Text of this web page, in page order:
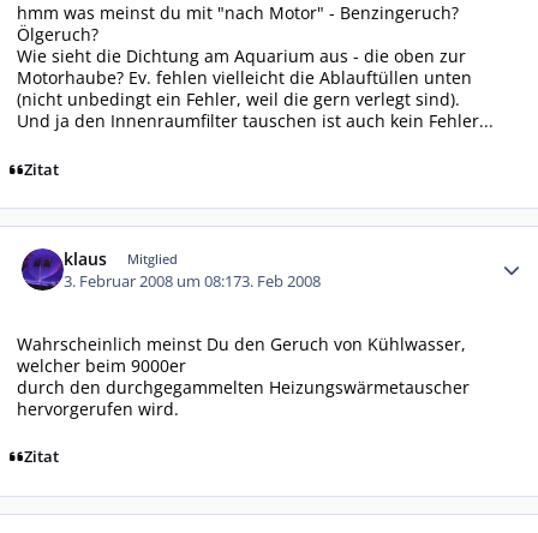
hmm was meinst du mit "nach Motor" - Benzingeruch?
Ölgeruch?
Wie sieht die Dichtung am Aquarium aus - die oben zur
Motorhaube? Ev. fehlen vielleicht die Ablauftüllen unten
(nicht unbedingt ein Fehler, weil die gern verlegt sind).
Und ja den Innenraumfilter tauschen ist auch kein Fehler...
Zitat
klaus Mitglied
3. Februar 2008 um 08:173. Feb 2008
Wahrscheinlich meinst Du den Geruch von Kühlwasser,
welcher beim 9000er
durch den durchgegammelten Heizungswärmetauscher
hervorgerufen wird.
Zitat